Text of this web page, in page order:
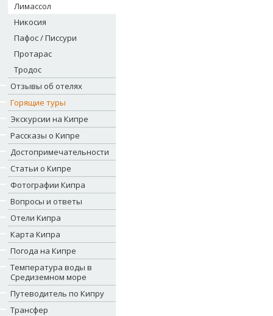
Лимассол
Никосия
Пафос / Писсури
Протарас
Тродос
Отзывы об отелях
Горящие туры
Экскурсии на Кипре
Рассказы о Кипре
Достопримечательности
Статьи о Кипре
Фотографии Кипра
Вопросы и ответы
Отели Кипра
Карта Кипра
Погода на Кипре
Температура воды в
Средиземном море
Путеводитель по Кипру
Трансфер